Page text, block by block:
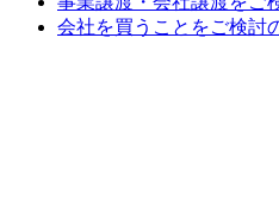
会社を買うことをご検討